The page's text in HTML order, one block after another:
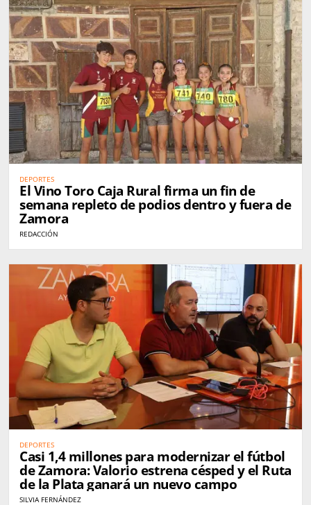
DEPORTES
El Vino Toro Caja Rural firma un fin de
semana repleto de podios dentro y fuera de
Zamora
REDACCIÓN
DEPORTES
Casi 1,4 millones para modernizar el fútbol
de Zamora: Valorio estrena césped y el Ruta
de la Plata ganará un nuevo campo
SILVIA FERNÁNDEZ